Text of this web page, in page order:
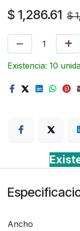
$ 1,286.61 $
Existencia: 10
Ancho